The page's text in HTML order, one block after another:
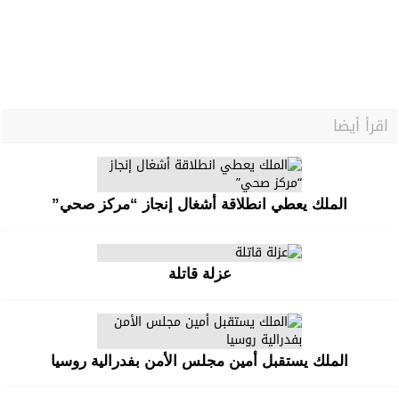
الملك يعطي انطلاقة أشغال إنجاز “مركز صحي”
عزلة قاتلة
الملك يستقبل أمين مجلس الأمن بفدرالية روسيا